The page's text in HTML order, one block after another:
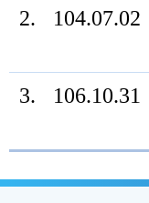
2.
104.07.02
3.
106.10.31